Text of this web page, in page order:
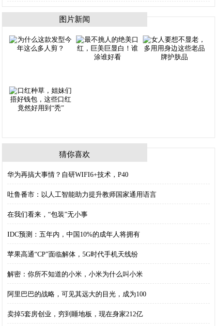
图片新闻
猜你喜欢
华为再搞大事情？自研WIFI6+技术，P40
吐鲁番市：以人工智能助力提升教师国家通用语言
在我们看来，“包装”无小事
IDC预测：五年内，中国10%的成年人将拥有
苹果高通“CP”面临解体，5G时代手机天线纷
解密：你所不知道的小米，小米为什么叫小米
阿里巴巴的战略，可见其远大的目光，成为100
卖掉5套房创业，穷到睡地板，现在身家212亿